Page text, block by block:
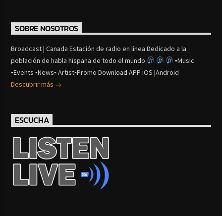
SOBRE NOSOTROS
Broadcast | Canada Estación de radio en línea Dedicado a la
población de habla hispana de todo el mundo
▪Music
▪Events ▪News▪ Artist▪Promo Download APP iOS |Android
Descubrir más
ESCUCHA